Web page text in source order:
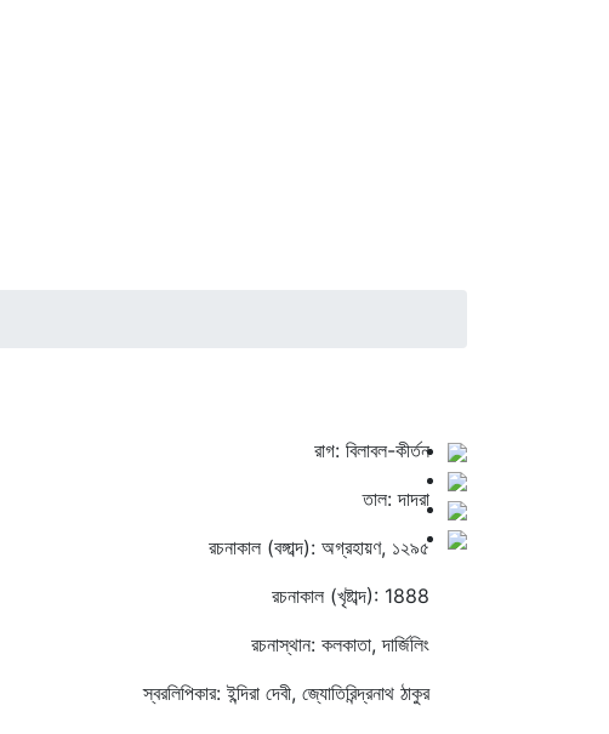
রাগ: বিলাবল-কীর্তন
তাল: দাদরা
রচনাকাল (বঙ্গাব্দ): অগ্রহায়ণ, ১২৯৫
রচনাকাল (খৃষ্টাব্দ): 1888
রচনাস্থান: কলকাতা, দার্জিলিং
স্বরলিপিকার: ইন্দিরা দেবী, জ্যোতিরিন্দ্রনাথ ঠাকুর